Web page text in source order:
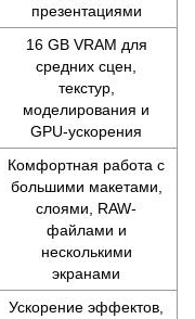
презентациями
16 GB VRAM для
средних сцен,
текстур,
моделирования и
GPU-ускорения
Комфортная работа с
большими макетами,
слоями, RAW-
файлами и
несколькими
экранами
Ускорение эффектов,